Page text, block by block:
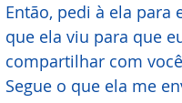
Então, pedi à ela para
que ela viu para que
compartilhar com
Segue o que ela me